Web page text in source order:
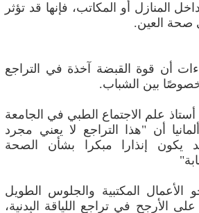
المنازل أو المكاتب، فإنها قد تؤثر
صحة العين.
أن قوة القبضة آخذة في التراجع
بين الشباب.
أستاذ علم الاجتماع الطبي في الجامعة
أن "هذا التراجع لا يعني مجرد
يكون إنذارا مبكرا بشأن الصحة
الأعمال المكتبية والجلوس الطويل
الأرجح في تراجع اللياقة البدنية،